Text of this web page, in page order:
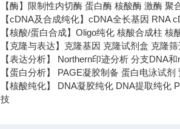
【酶】限制性内切酶 蛋白酶 核酸酶 激酶 聚
【cDNA及合成纯化】cDNA全长基因 RNA
【核酸/蛋白合成】Oligo纯化 核酸合成柱 核
【克隆与表达】克隆基因 克隆试剂盒 克隆
【表达分析】 Northern印迹分析 分支DNA
【蛋白分析】 PAGE凝胶制备 蛋白电泳试剂
【核酸纯化】 DNA凝胶纯化 DNA提取纯化
技